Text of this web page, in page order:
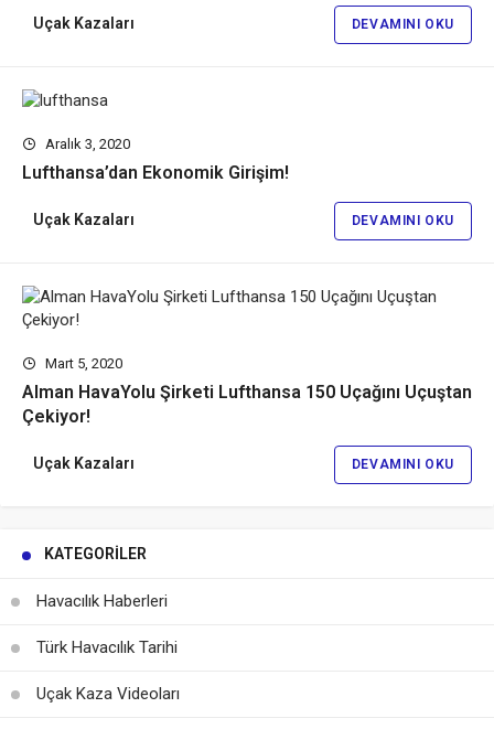
Uçak Kazaları DEVAMINI OKU
Aralık 3, 2020
Lufthansa’dan Ekonomik Girişim!
Uçak Kazaları DEVAMINI OKU
Mart 5, 2020
Alman HavaYolu Şirketi Lufthansa 150 Uçağını Uçuştan
Çekiyor!
Uçak Kazaları DEVAMINI OKU
KATEGORILER
Havacılık Haberleri
Türk Havacılık Tarihi
Uçak Kaza Videoları